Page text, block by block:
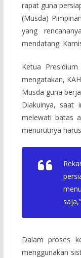
rapat guna
(Musda)
yang
mendatang.
Ketua
mengatakan,
Musda guna
Diakuinya, saat
melewati batas
menurutnya
Dalam proses
menggunakan